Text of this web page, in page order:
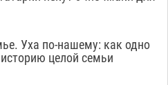
астраханского
для льготников
Уха по-нашему: как одно
целой семьи